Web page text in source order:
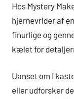
Hos Mystery
hjernevrider af
finurlige og
kælet for
Uanset om I
eller udforsker